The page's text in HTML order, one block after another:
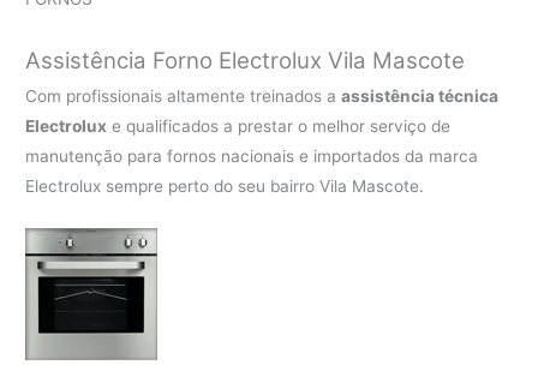
Assistência Forno Electrolux Vila Mascote
Com profissionais altamente treinados aassistência técnica
Electrolux e qualificados a prestar o melhor serviço de
manutenção para fornos nacionais e importados da marca
Electrolux sempre perto do seu bairro Vila Mascote.